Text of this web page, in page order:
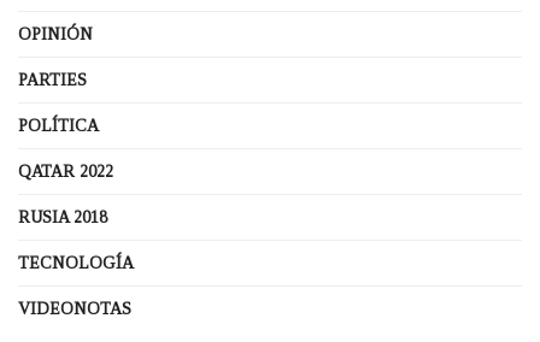
OPINIÓN
PARTIES
POLÍTICA
QATAR 2022
RUSIA 2018
TECNOLOGÍA
VIDEONOTAS